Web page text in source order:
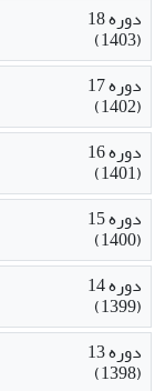
دوره 18
(1403)
دوره 17
(1402)
دوره 16
(1401)
دوره 15
(1400)
دوره 14
(1399)
دوره 13
(1398)